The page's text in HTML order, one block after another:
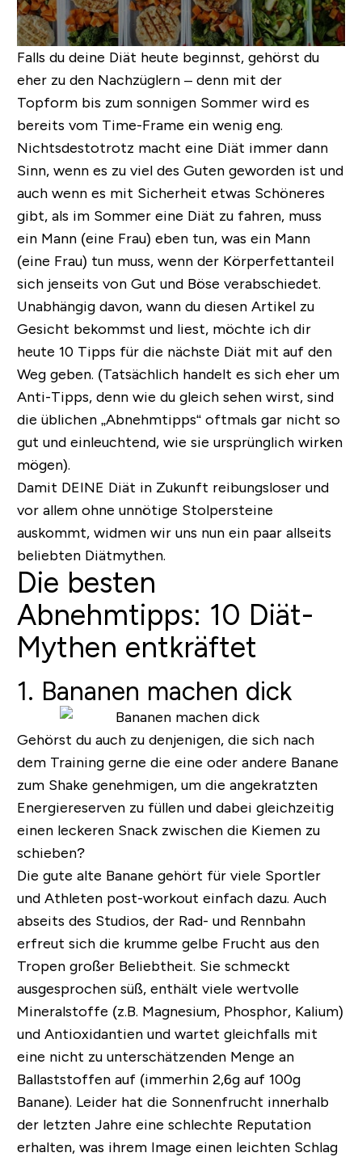
Falls du deine Diät heute beginnst, gehörst du
eher zu den Nachzüglern – denn mit der
Topform bis zum sonnigen Sommer wird es
bereits vom Time-Frame ein wenig eng.
Nichtsdestotrotz macht eine Diät immer dann
Sinn, wenn es zu viel des Guten geworden ist und
auch wenn es mit Sicherheit etwas Schöneres
gibt, als im Sommer eine Diät zu fahren, muss
ein Mann (eine Frau) eben tun, was ein Mann
(eine Frau) tun muss, wenn der Körperfettanteil
sich jenseits von Gut und Böse verabschiedet.
Unabhängig davon, wanndu diesen Artikel zu
Gesicht bekommst und liest, möchte ich dir
heute 10 Tipps für die nächste Diät mit auf den
Weg geben. (Tatsächlich handelt es sich eher um
Anti-Tipps, denn wie du gleich sehen wirst, sind
die üblichen „Abnehmtipps“ oftmals gar nicht so
gut und einleuchtend, wie sie ursprünglich wirken
mögen).
Damit DEINE Diät in Zukunft reibungsloser und
vor allem ohne unnötige Stolpersteine
auskommt, widmen wir uns nun ein paar allseits
beliebten Diätmythen.
Die besten
Abnehmtipps: 10 Diät-
Mythen entkräftet
1. Bananen machen dick
Gehörst du auch zu denjenigen, die sich nach
dem Training gerne die eine oder andere Banane
zum Shake genehmigen, um die angekratzten
Energiereserven zu füllen und dabei gleichzeitig
einen leckeren Snack zwischen die Kiemen zu
schieben?
Die gute alte Banane gehört für viele Sportler
und Athleten post-workout einfach dazu. Auch
abseits des Studios, der Rad- und Rennbahn
erfreut sich die krumme gelbe Frucht aus den
Tropen großer Beliebtheit. Sie schmeckt
ausgesprochen süß, enthält viele wertvolle
Mineralstoffe (z.B. Magnesium, Phosphor, Kalium)
und Antioxidantien und wartet gleichfalls mit
eine nicht zu unterschätzenden Menge an
Ballaststoffen auf (immerhin 2,6g auf 100g
Banane). Leider hat die Sonnenfrucht innerhalb
der letzten Jahre eine schlechte Reputation
erhalten, was ihrem Image einen leichten Schlag